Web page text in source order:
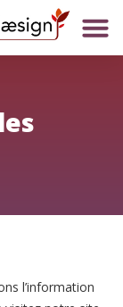
l’information